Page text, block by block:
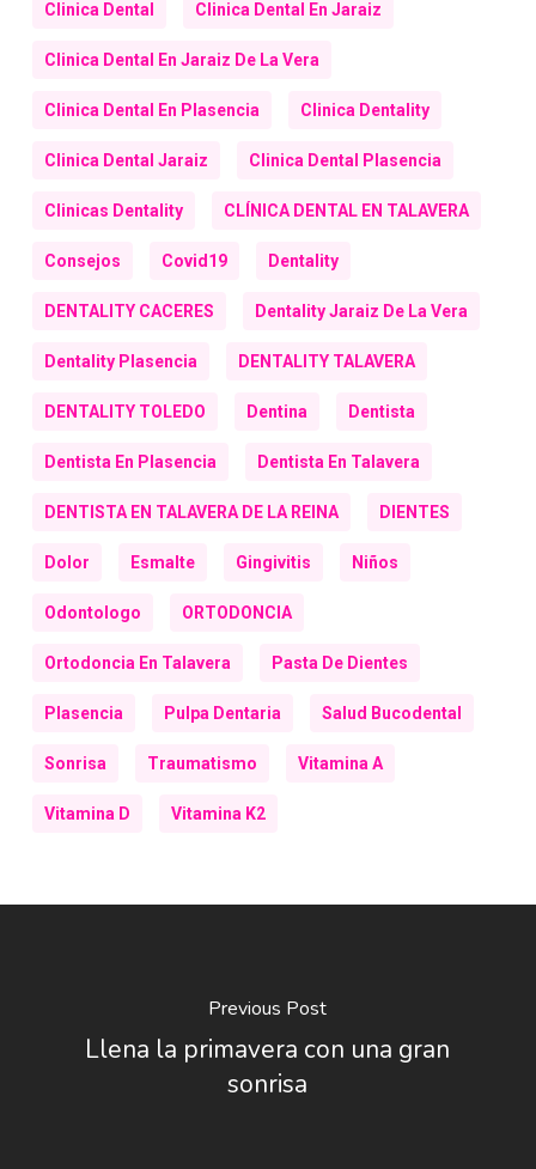
Clinica Dental Clinica Dental En Jaraiz
Clinica Dental En Jaraiz De La Vera
Clinica Dental En Plasencia Clinica Dentality
Clinica Dental Jaraiz Clinica Dental Plasencia
Clinicas Dentality CLÍNICA DENTAL EN TALAVERA
Consejos Covid19 Dentality
DENTALITY CACERES Dentality Jaraiz De La Vera
Dentality Plasencia DENTALITY TALAVERA
DENTALITY TOLEDO Dentina Dentista
Dentista En Plasencia Dentista En Talavera
DENTISTA EN TALAVERA DE LA REINA DIENTES
Dolor Esmalte Gingivitis Niños
Odontologo ORTODONCIA
Ortodoncia En Talavera Pasta De Dientes
Plasencia Pulpa Dentaria Salud Bucodental
Sonrisa Traumatismo Vitamina A
Vitamina D Vitamina K2
Previous Post
Llena la primavera con una gran
sonrisa